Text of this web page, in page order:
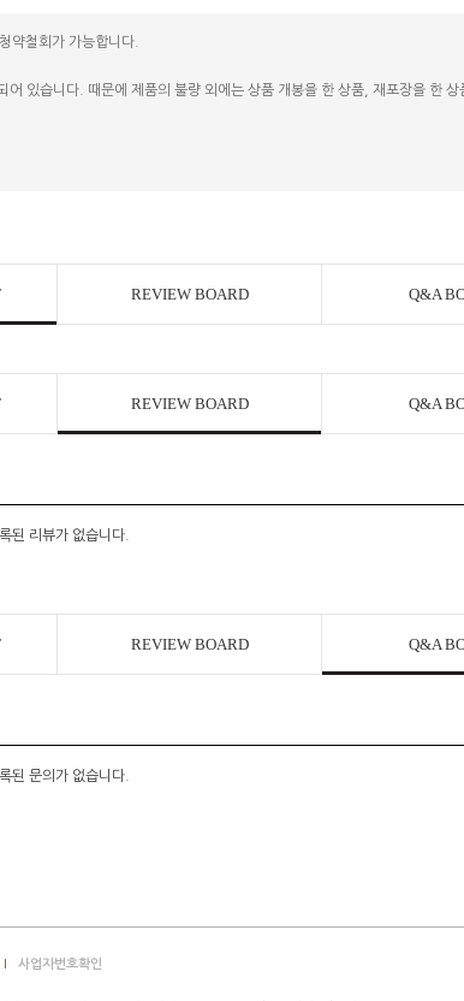
약철회가 가능합니다.
있습니다. 때문에 제품의 불량 외에는 상품 개봉을 한 상품, 재포장을 한
REVIEW BOARD Q&A
REVIEW BOARD Q&A
된 리뷰가 없습니다.
REVIEW BOARD Q&A
된 문의가 없습니다.
사업자번호확인